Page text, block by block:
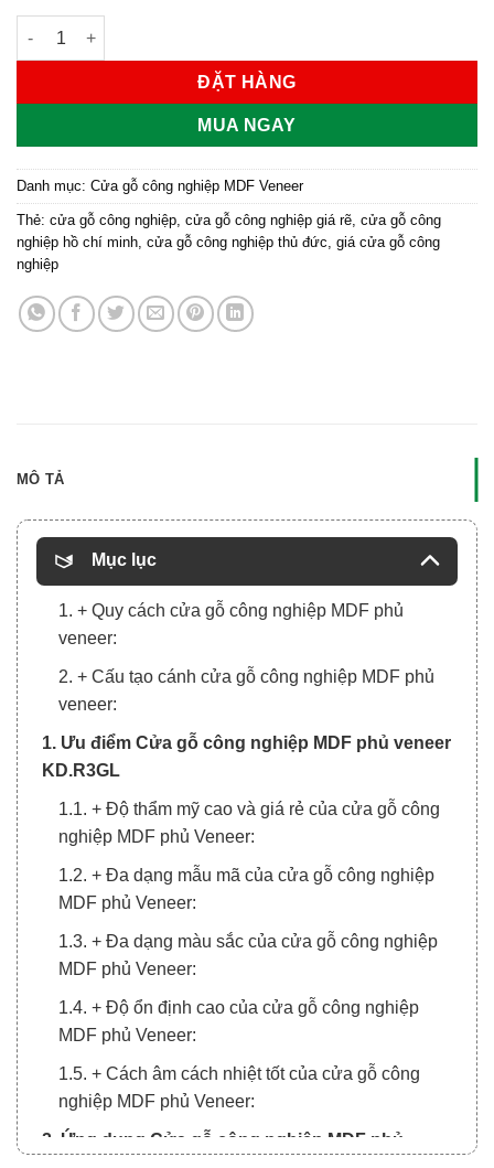
Cửa gỗ công nghiệp MDF phủ veneer KD.R3GL số lượng
ĐẶT HÀNG
MUA NGAY
Danh mục: Cửa gỗ công nghiệp MDF Veneer
Thẻ: cửa gỗ công nghiệp, cửa gỗ công nghiệp giá rẽ, cửa gỗ công
nghiệp hồ chí minh, cửa gỗ công nghiệp thủ đức, giá cửa gỗ công
nghiệp
MÔ TẢ
Mục lục
1. + Quy cách cửa gỗ công nghiệp MDF phủ
veneer:
2. + Cấu tạo cánh cửa gỗ công nghiệp MDF phủ
veneer:
1. Ưu điểm Cửa gỗ công nghiệp MDF phủ veneer
KD.R3GL
1.1. + Độ thẩm mỹ cao và giá rẻ của cửa gỗ công
nghiệp MDF phủ Veneer:
1.2. + Đa dạng mẫu mã của cửa gỗ công nghiệp
MDF phủ Veneer:
1.3. + Đa dạng màu sắc của cửa gỗ công nghiệp
MDF phủ Veneer:
1.4. + Độ ổn định cao của cửa gỗ công nghiệp
MDF phủ Veneer:
1.5. + Cách âm cách nhiệt tốt của cửa gỗ công
nghiệp MDF phủ Veneer:
2. Ứng dụng Cửa gỗ công nghiệp MDF phủ